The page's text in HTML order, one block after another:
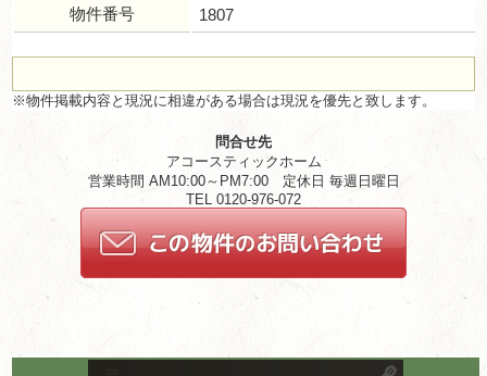
物件番号
1807
※物件掲載内容と現況に相違がある場合は現況を優先と致します。
問合せ先
アコースティックホーム
営業時間 AM10:00～PM7:00 定休日 毎週日曜日
TEL 0120-976-072